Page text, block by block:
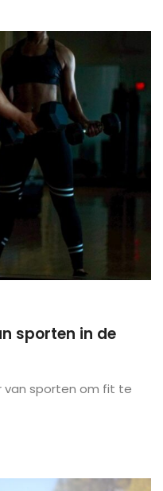
sporten in de
van sporten om fit te